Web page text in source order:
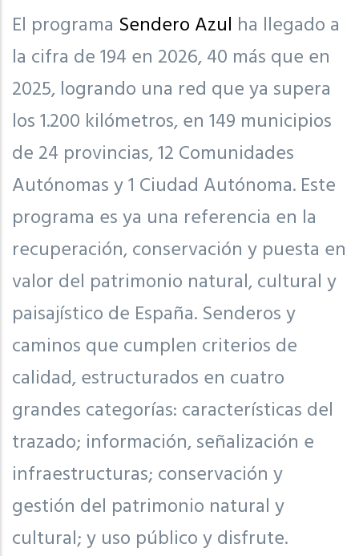
El programa Sendero Azul ha llegado a
la cifra de 194 en 2026, 40 más que en
2025, logrando una red que ya supera
los 1.200 kilómetros, en 149 municipios
de 24 provincias, 12 Comunidades
Autónomas y 1 Ciudad Autónoma. Este
programa es ya una referencia en la
recuperación, conservación y puesta en
valor del patrimonio natural, cultural y
paisajístico de España. Senderos y
caminos que cumplen criterios de
calidad, estructurados en cuatro
grandes categorías: características del
trazado; información, señalización e
infraestructuras; conservación y
gestión del patrimonio natural y
cultural; y uso público y disfrute.